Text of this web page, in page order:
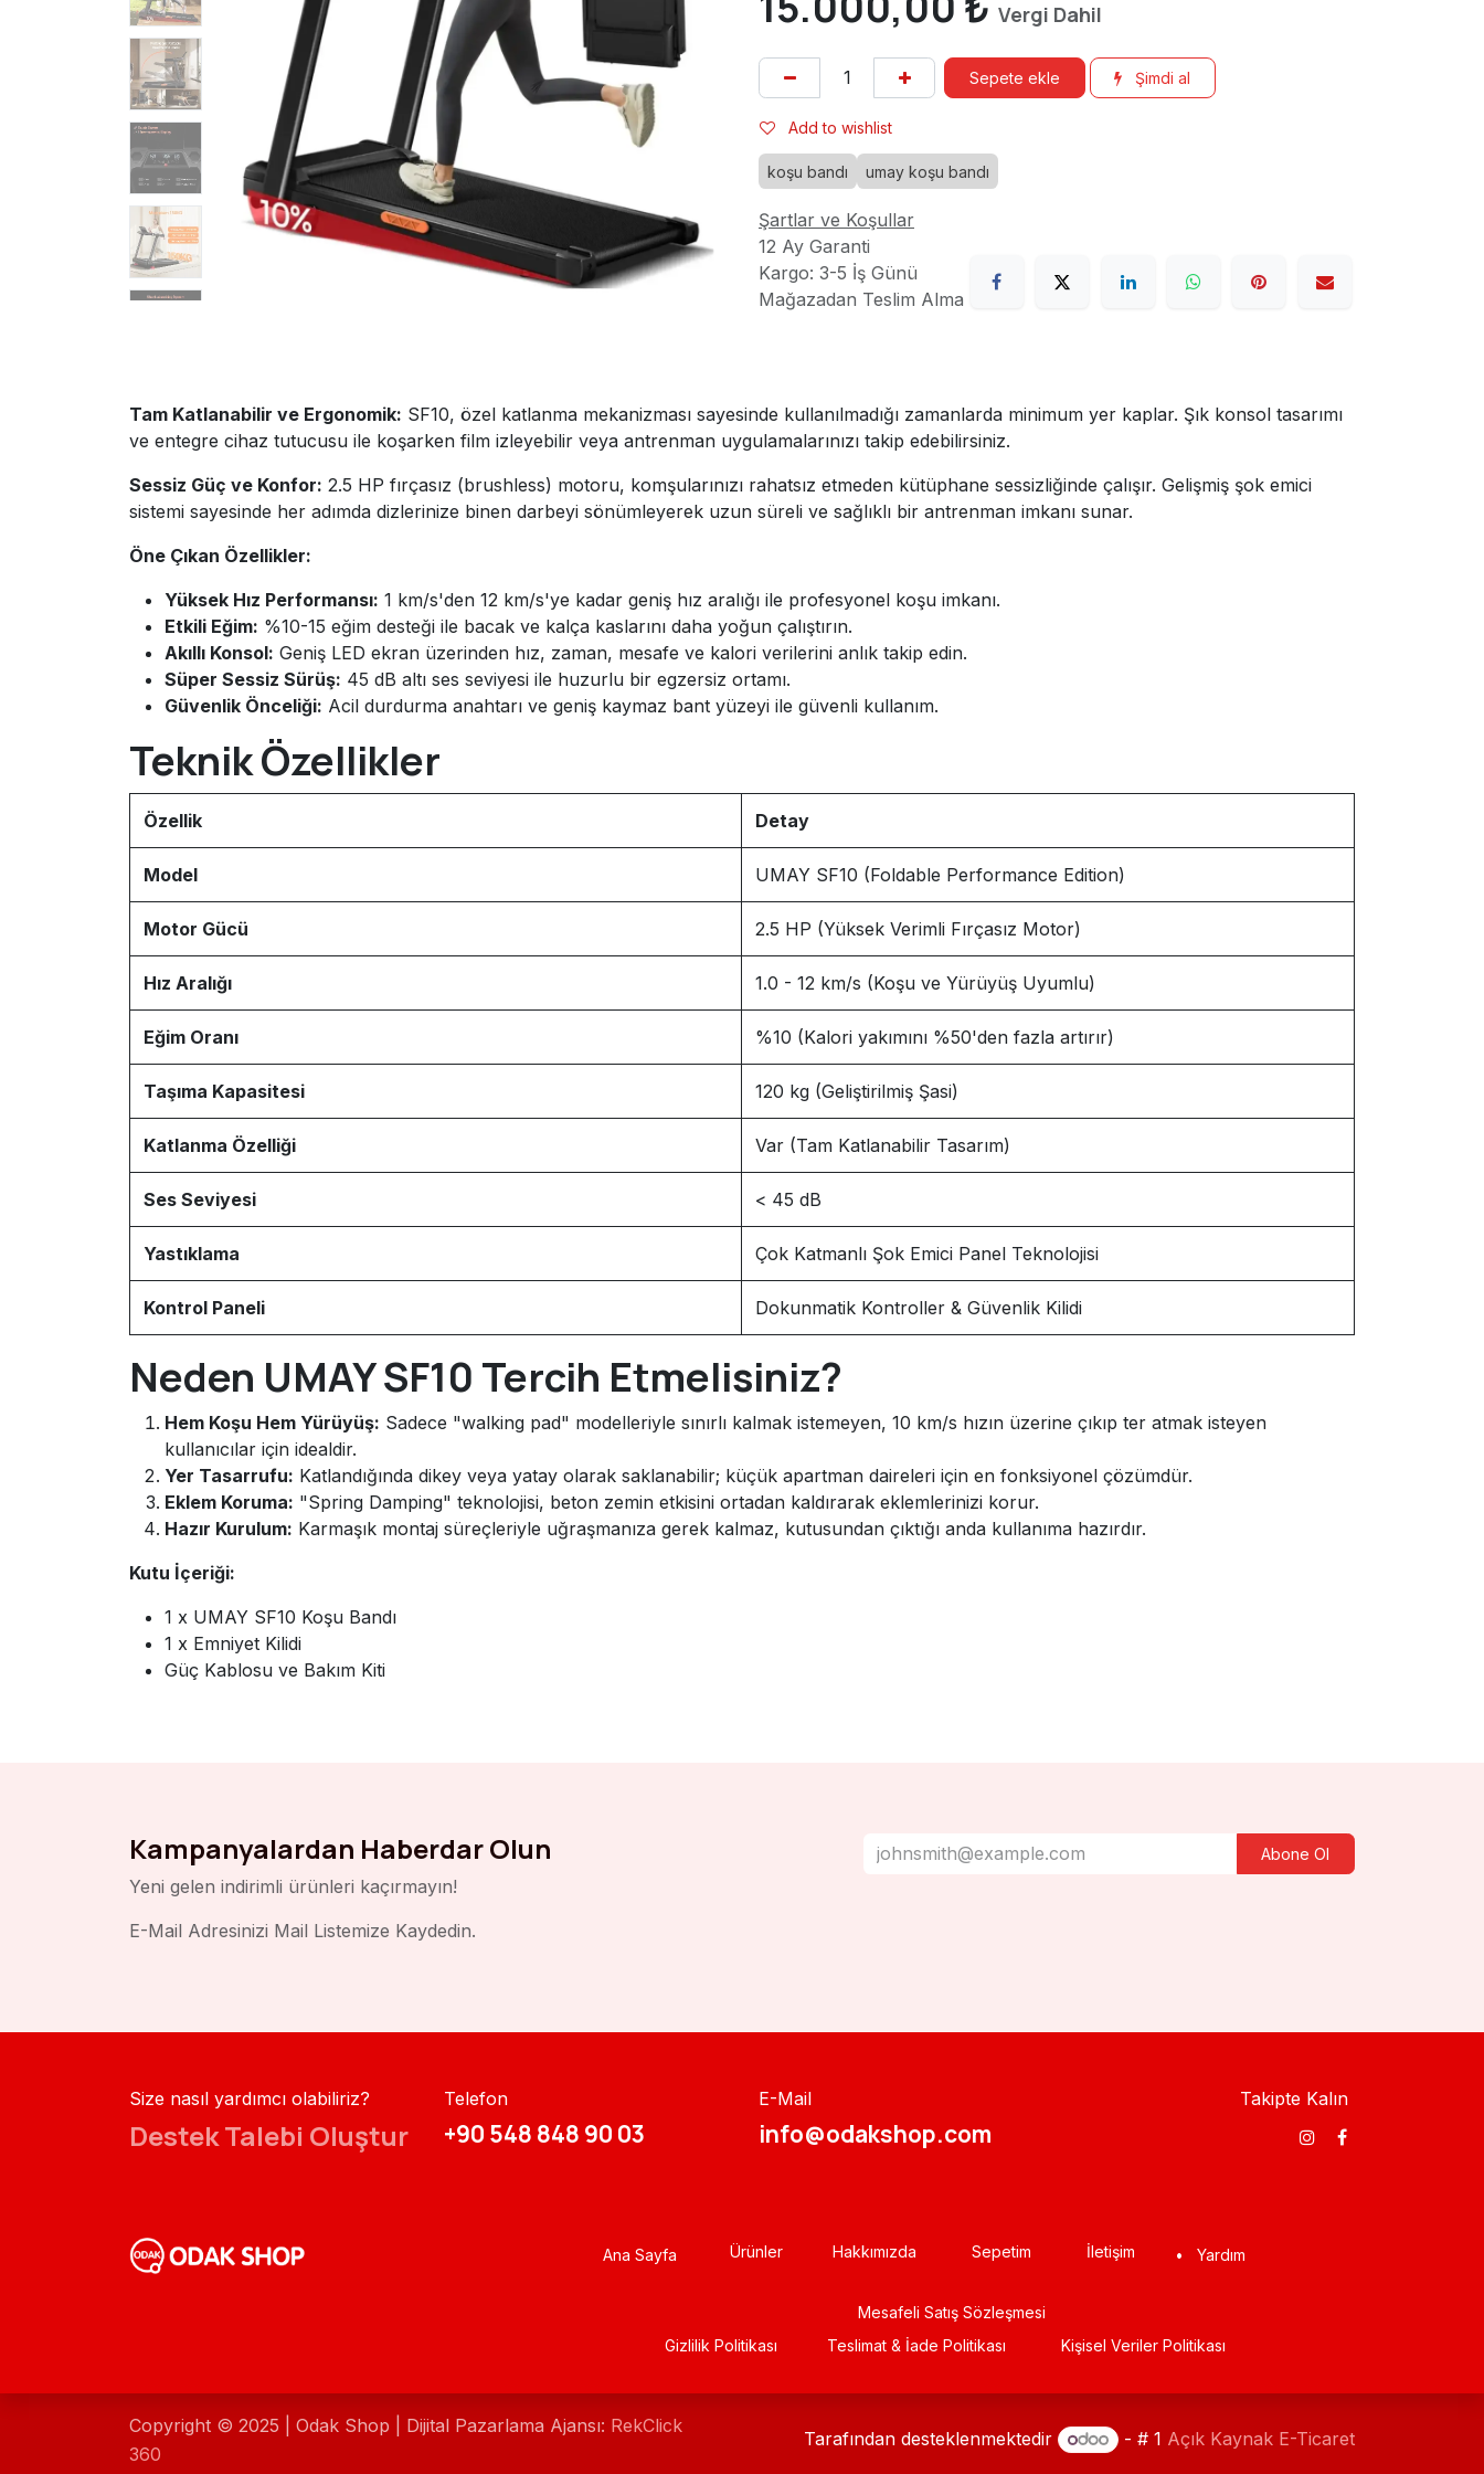
Vergi Dahil
Sepete ekle Şimdi al
Add to wishlist
koşu bandı umay koşu bandı
Şartlar ve Koşullar
12 Ay Garanti
Kargo: 3-5 İş Günü
Mağazadan Teslim Alma
Tam Katlanabilir ve Ergonomik: SF10, özel katlanma mekanizması sayesinde kullanılmadığı zamanlarda minimum yer kaplar. Şık konsol tasarımı
ve entegre cihaz tutucusu ile koşarken film izleyebilir veya antrenman uygulamalarınızı takip edebilirsiniz.
Sessiz Güç ve Konfor: 2.5 HP fırçasız (brushless) motoru, komşularınızı rahatsız etmeden kütüphane sessizliğinde çalışır. Gelişmiş şok emici
sistemi sayesinde her adımda dizlerinize binen darbeyi sönümleyerek uzun süreli ve sağlıklı bir antrenman imkanı sunar.
Öne Çıkan Özellikler:
Yüksek Hız Performansı: 1 km/s'den 12 km/s'ye kadar geniş hız aralığı ile profesyonel koşu imkanı.
Etkili Eğim: %10-15 eğim desteği ile bacak ve kalça kaslarını daha yoğun çalıştırın.
Akıllı Konsol: Geniş LED ekran üzerinden hız, zaman, mesafe ve kalori verilerini anlık takip edin.
Süper Sessiz Sürüş: 45 dB altı ses seviyesi ile huzurlu bir egzersiz ortamı.
Güvenlik Önceliği: Acil durdurma anahtarı ve geniş kaymaz bant yüzeyi ile güvenli kullanım.
Teknik Özellikler
Özellik Detay
Model UMAY SF10 (Foldable Performance Edition)
Motor Gücü 2.5 HP (Yüksek Verimli Fırçasız Motor)
Hız Aralığı 1.0 - 12 km/s (Koşu ve Yürüyüş Uyumlu)
Eğim Oranı %10 (Kalori yakımını %50'den fazla artırır)
Taşıma Kapasitesi 120 kg (Geliştirilmiş Şasi)
Katlanma Özelliği Var (Tam Katlanabilir Tasarım)
Ses Seviyesi < 45 dB
Yastıklama Çok Katmanlı Şok Emici Panel Teknolojisi
Kontrol Paneli Dokunmatik Kontroller & Güvenlik Kilidi
Neden UMAY SF10 Tercih Etmelisiniz?
Hem Koşu Hem Yürüyüş: Sadece "walking pad" modelleriyle sınırlı kalmak istemeyen, 10 km/s hızın üzerine çıkıp ter atmak isteyen
kullanıcılar için idealdir.
Yer Tasarrufu: Katlandığında dikey veya yatay olarak saklanabilir; küçük apartman daireleri için en fonksiyonel çözümdür.
Eklem Koruma: "Spring Damping" teknolojisi, beton zemin etkisini ortadan kaldırarak eklemlerinizi korur.
Hazır Kurulum: Karmaşık montaj süreçleriyle uğraşmanıza gerek kalmaz, kutusundan çıktığı anda kullanıma hazırdır.
Kutu İçeriği:
1 x UMAY SF10 Koşu Bandı
1 x Emniyet Kilidi
Güç Kablosu ve Bakım Kiti
Kampanyalardan Haberdar Olun
Yeni gelen indirimli ürünleri kaçırmayın!
E-Mail Adresinizi Mail Listemize Kaydedin.
Abone Ol
Size nasıl yardımcı olabiliriz?
Destek Talebi Oluştur
Telefon
+90 548 848 90 03​​
E-Mail
info@odakshop.com​
Takipte Kalın
Ana Sayfa Ürünler Hakkımızda Sepetim İletişim • Yardım
Mesafeli Satış Sözleşmesi
Gizlili​k Politikası
Teslimat & İade Politikası Kişisel Veriler Politikası
Copyright © 2025 | Odak Shop | Dijital Pazarlama Ajansı: RekClick
360
Tarafından desteklenmektedir - # 1 Açık Kaynak E-Ticaret